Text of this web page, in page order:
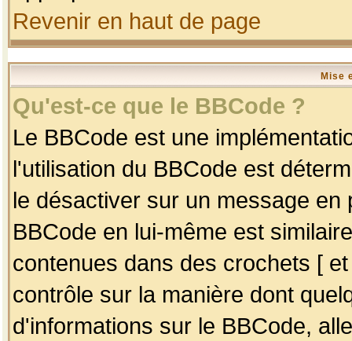
Revenir en haut de page
Mise
Qu'est-ce que le BBCode ?
Le BBCode est une
l'utilisation du BBCode est
le désactiver sur un message
BBCode en lui-même est
contenues dans des crochets [
contrôle sur la manière dont
d'informations sur le BBCode,